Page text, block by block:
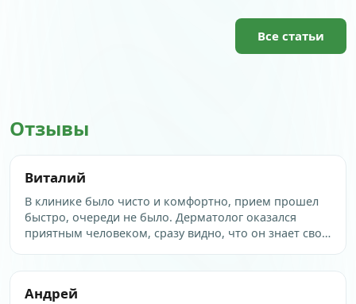
Все статьи
Отзывы
Виталий
В клинике было чисто и комфортно, прием прошел
быстро, очереди не было. Дерматолог оказался
приятным человеком, сразу видно, что он знает свое
Андрей